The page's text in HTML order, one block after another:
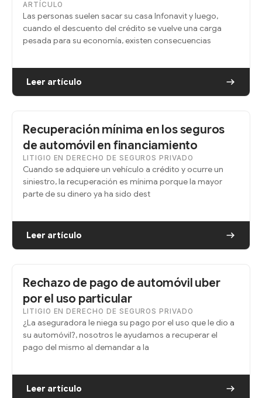
ARTÍCULO
Las personas suelen sacar su casa Infonavit y luego,
cuando el descuento del crédito se vuelve una carga
pesada para su economía, existen consecuencias
Leer artículo
Recuperación mínima en los seguros
de automóvil en financiamiento
LITIGIO EN DERECHO DE SEGUROS PRIVADO
Cuando se adquiere un vehículo a crédito y ocurre un
siniestro, la recuperación es mínima porque la mayor
parte de su dinero ya ha sido dest
Leer artículo
Rechazo de pago de automóvil uber
por el uso particular
LITIGIO EN DERECHO DE SEGUROS PRIVADO
¿La aseguradora le niega su pago por el uso que le dio a
su automóvil?, nosotros le ayudamos a recuperar el
pago del mismo al demandar a la
Leer artículo